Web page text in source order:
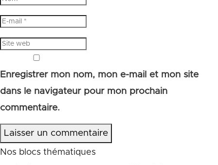
Enregistrer mon nom, mon e-mail et mon site
dans le navigateur pour mon prochain
commentaire.
Laisser un commentaire
Nos blocs thématiques